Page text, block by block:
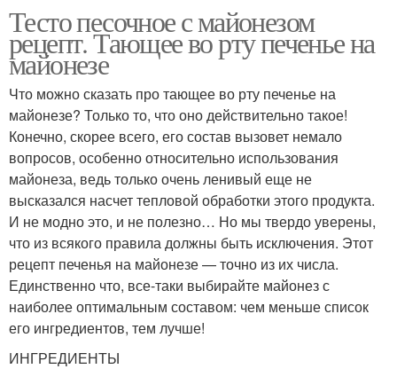
Тесто песочное с майонезом
рецепт. Тающее во рту печенье на
майонезе
Что можно сказать про тающее во рту печенье на
майонезе? Только то, что оно действительно такое!
Конечно, скорее всего, его состав вызовет немало
вопросов, особенно относительно использования
майонеза, ведь только очень ленивый еще не
высказался насчет тепловой обработки этого продукта.
И не модно это, и не полезно… Но мы твердо уверены,
что из всякого правила должны быть исключения. Этот
рецепт печенья на майонезе — точно из их числа.
Единственно что, все-таки выбирайте майонез с
наиболее оптимальным составом: чем меньше список
его ингредиентов, тем лучше!
ИНГРЕДИЕНТЫ